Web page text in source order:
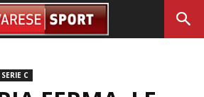
SERIE C